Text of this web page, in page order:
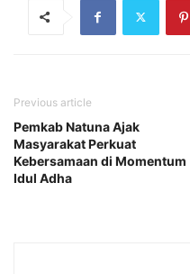
Previous article
Pemkab Natuna Ajak
Masyarakat Perkuat
Kebersamaan di Momentum
Idul Adha